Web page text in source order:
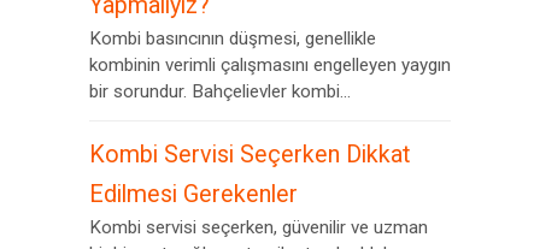
Kombi basıncının düşmesi, genellikle
kombinin verimli çalışmasını engelleyen yaygın
bir sorundur. Bahçelievler kombi...
Kombi Servisi Seçerken Dikkat
Edilmesi Gerekenler
Kombi servisi seçerken, güvenilir ve uzman